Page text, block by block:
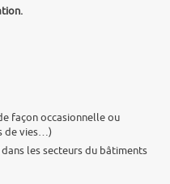
façon occasionnelle ou
de vies…)
les secteurs du bâtiments